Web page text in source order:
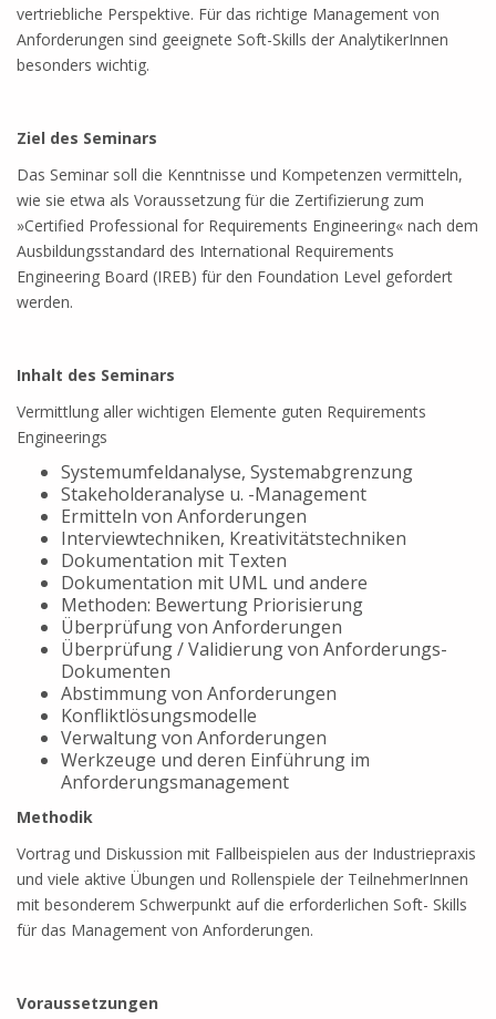
vertriebliche Perspektive. Für das richtige Management von
Anforderungen sind geeignete Soft-Skills der AnalytikerInnen
besonders wichtig.
Ziel des Seminars
Das Seminar soll die Kenntnisse und Kompetenzen vermitteln,
wie sie etwa als Voraussetzung für die Zertifizierung zum
»Certified Professional for Requirements Engineering« nach dem
Ausbildungsstandard des International Requirements
Engineering Board (IREB) für den Foundation Level gefordert
werden.
Inhalt des Seminars
Vermittlung aller wichtigen Elemente guten Requirements
Engineerings
Systemumfeldanalyse, Systemabgrenzung
Stakeholderanalyse u. -Management
Ermitteln von Anforderungen
Interviewtechniken, Kreativitätstechniken
Dokumentation mit Texten
Dokumentation mit UML und andere
Methoden: Bewertung Priorisierung
Überprüfung von Anforderungen
Überprüfung / Validierung von Anforderungs-
Dokumenten
Abstimmung von Anforderungen
Konfliktlösungsmodelle
Verwaltung von Anforderungen
Werkzeuge und deren Einführung im
Anforderungsmanagement
Methodik
Vortrag und Diskussion mit Fallbeispielen aus der Industriepraxis
und viele aktive Übungen und Rollenspiele der TeilnehmerInnen
mit besonderem Schwerpunkt auf die erforderlichen Soft- Skills
für das Management von Anforderungen.
Voraussetzungen